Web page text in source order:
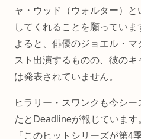
ャ・ウッド（ウォルター）
してくれることを願っていま
よると、俳優のジョエル・
スト出演するものの、彼の
は発表されていません。
ヒラリー・スワンクも今シ
たとDeadlineが報じています
「このヒットシリーズが第4